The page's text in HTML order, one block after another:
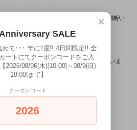
て見え方が変わるため、トータル的に判断い
しています。
合がございます。その際はご容赦くださいま
ンテージ品です。
外・(7)～100gまで】です。
×
SALE
めて･･･ 年に1度!! 4日間限定!! 全
ートにてクーポンコードをご入
2026/08/06(木)[10:00]～08/9(日)
[18:00]まで】
クーポンコード
2026